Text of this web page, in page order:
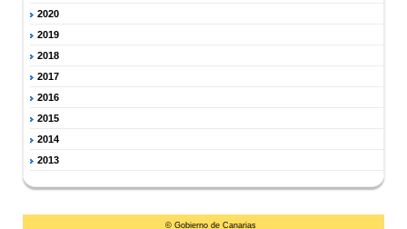
2020
2019
2018
2017
2016
2015
2014
2013
© Gobierno de Canarias